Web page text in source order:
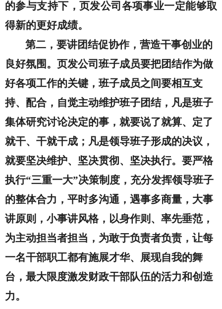
的参与支持下，页发公司各项事业一定能够取
得新的更好成绩。
第二，要讲团结促协作， 营造干事创业的
良好氛围 。 页发公司班子成员要把团结作为做
好各项工作的关键，班子成员之间要相互支
持、配合，自觉主动维护班子团结，凡是班子
集体研究讨论决定的事，就要说了就算、定了
就干、干就干成；凡是领导班子形成的决议，
就要坚决维护、坚决贯彻、坚决执行。 要严格
执行“三重一大”决策制度， 充分发挥领导班子
的整体合力，平时多沟通，遇事多商量，大事
讲原则，小事讲风格，以身作则、率先垂范，
为主动担当者担当，为敢于负责者负责，让每
一名干部职工都有施展才华、展现自我的舞
台，最大限度激发财政干部队伍的活力和创造
力。